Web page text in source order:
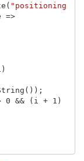
( "positioning
=>
)
());
0 && ( i + 1 )